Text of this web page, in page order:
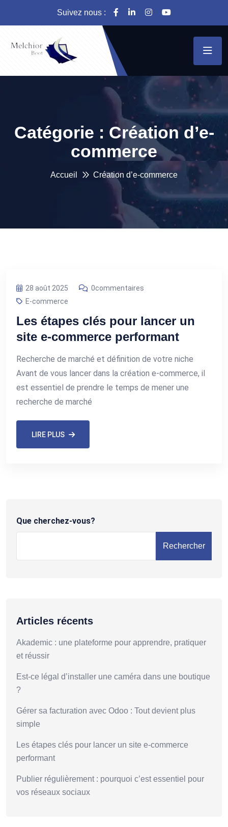
Suivez nous :
Catégorie : Création d’e-
commerce
Accueil Création d’e-commerce
28 août 2025
0commentaires
E-commerce
Les étapes clés pour lancer un
site e-commerce performant
Recherche de marché et définition de votre niche
Avant de vous lancer dans la création e-commerce, il
est essentiel de prendre le temps de mener une
recherche de marché
LIRE PLUS
Que cherchez-vous?
Rechercher
Articles récents
Akademic : une plateforme pour apprendre, pratiquer
et réussir
Est-ce légal d’installer une caméra dans une boutique
?
Gérer sa facturation avec Odoo : Tout devient plus
simple
Les étapes clés pour lancer un site e-commerce
performant
Publier régulièrement : pourquoi c’est essentiel pour
vos réseaux sociaux